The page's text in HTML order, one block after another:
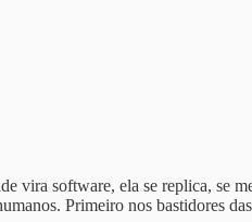
vira software, ela se replica, se
Primeiro nos bastidores